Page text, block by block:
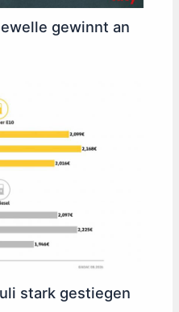
gewinnt an
stark gestiegen